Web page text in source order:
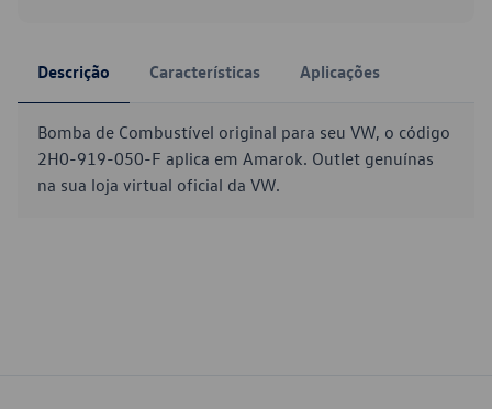
Descrição Características Aplicações
Bomba de Combustível original para seu VW, o código
2H0-919-050-F aplica em Amarok. Outlet genuínas
na sua loja virtual oficial da VW.